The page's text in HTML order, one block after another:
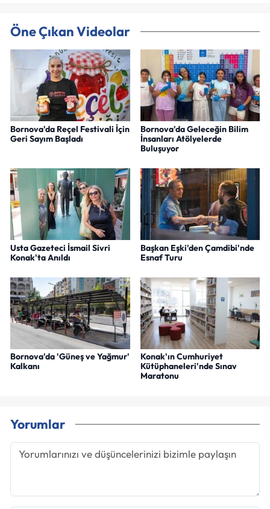
Öne Çıkan Videolar
Bornova'da Reçel Festivali İçin
Geri Sayım Başladı
Bornova'da Geleceğin Bilim
İnsanları Atölyelerde
Buluşuyor
Usta Gazeteci İsmail Sivri
Konak'ta Anıldı
Başkan Eşki'den Çamdibi'nde
Esnaf Turu
Bornova'da 'Güneş ve Yağmur'
Kalkanı
Konak'ın Cumhuriyet
Kütüphaneleri'nde Sınav
Maratonu
Yorumlar